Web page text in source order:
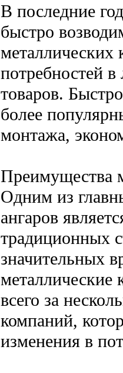
В последние
быстро
металлических
потребностей в
товаров.
более
монтажа,
Преимущества
Одним из
ангаров
традиционных
значительных
металлические
всего за
компаний,
изменения в